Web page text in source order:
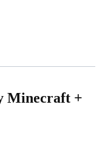
Minecraft +